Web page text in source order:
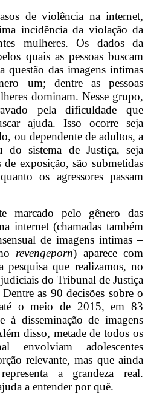
de violência na internet,
incidência da violação da
mulheres. Os dados da
quais as pessoas buscam
questão das imagens íntimas
um; dentre as pessoas
dominam. Nesse grupo,
pela dificuldade que
ajuda. Isso ocorre seja
ou dependente de adultos, a
do sistema de Justiça, seja
exposição, são submetidas
os agressores passam
marcado pelo gênero das
internet (chamadas também
de imagens íntimas –
revengeporn) aparece com
pesquisa que realizamos, no
do Tribunal de Justiça
as 90 decisões sobre o
o meio de 2015, em 83
à disseminação de imagens
disso, metade de todos os
envolviam adolescentes
relevante, mas que ainda
a grandeza real.
a entender por quê.